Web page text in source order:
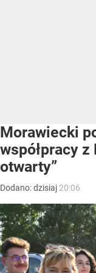
Morawiecki
współpracy
otwarty”
Dodano:dzisiaj 20:06